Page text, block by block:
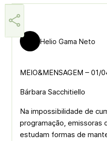
Helio Gama Neto
MEIO&MENSAGEM – 01/
Bárbara Sacchitiello
Na impossibilidade de
programação, emissoras
estudam formas de